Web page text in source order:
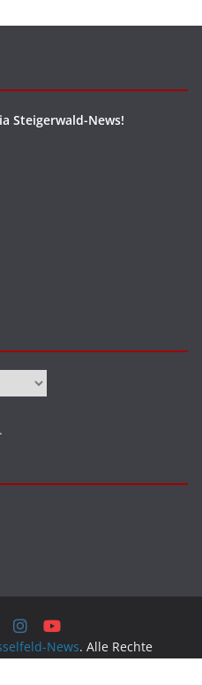
Steigerwald-News!
.
News. Alle Rechte